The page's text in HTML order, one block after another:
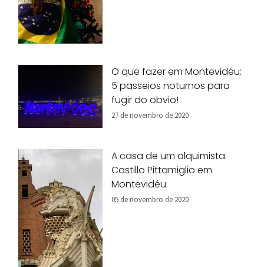
O que fazer em Montevidéu:
5 passeios noturnos para
fugir do obvio!
27 de novembro de 2020
A casa de um alquimista:
Castillo Pittamiglio em
Montevidéu
05 de novembro de 2020